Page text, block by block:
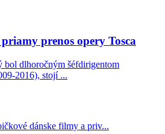
prenos opery Tosca
bol dlhoročným šéfdirigentom
2016), stojí ...
dánske filmy a priv...